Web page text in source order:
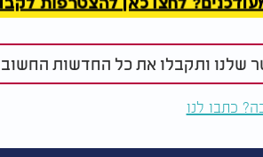
חיים פועלים מתוך אינסטינקט של
את מצוקת חברו ולא לעבור עליה
מהי דרך ארץ שקדמה לתורה,
שלנו ותקבלו את כל החדשות
כתבו לנו